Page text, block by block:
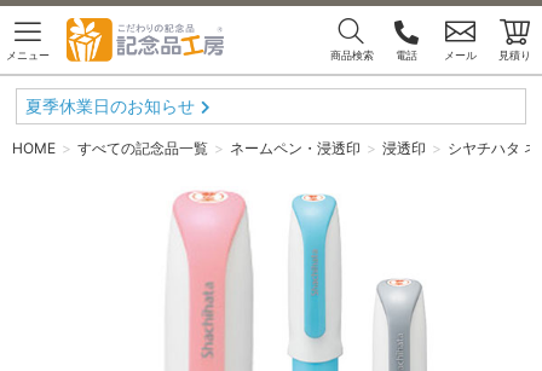
メニュー 商品検索 電話 メール 見積り
夏季休業日のお知らせ
HOME すべての記念品一覧 ネームペン・浸透印 浸透印 シヤチハタ